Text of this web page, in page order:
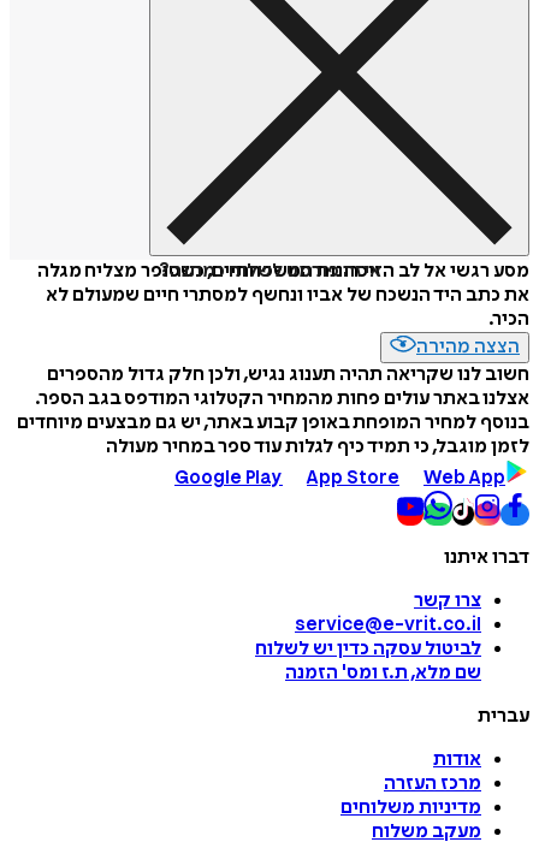
איזה פורמט לשלוח כמתנה?
מסע רגשי אל לב הזיכרונות המשפחתיים, כשסופר מצליח מגלה
את כתב היד הנשכח של אביו ונחשף למסתרי חיים שמעולם לא
הכיר.
הצצה מהירה
חשוב לנו שקריאה תהיה תענוג נגיש, ולכן חלק גדול מהספרים
אצלנו באתר עולים פחות מהמחיר הקטלוגי המודפס בגב הספר.
בנוסף למחיר המופחת באופן קבוע באתר, יש גם מבצעים מיוחדים
לזמן מוגבל, כי תמיד כיף לגלות עוד ספר במחיר מעולה
Google Play
App Store Web App
דברו איתנו
צרו קשר
service@e-vrit.co.il
לביטול עסקה כדין יש לשלוח
שם מלא, ת.ז ומס' הזמנה
עברית
אודות
מרכז העזרה
מדיניות משלוחים
מעקב משלוח